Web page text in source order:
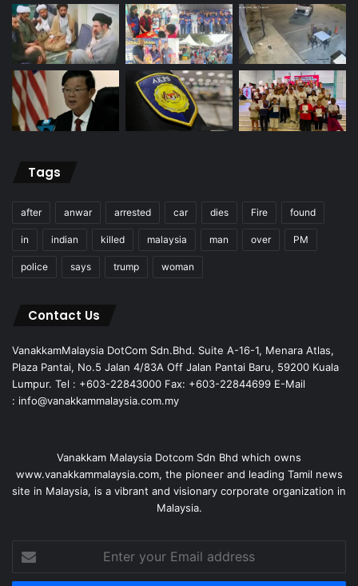
Tags
after anwar arrested car dies Fire found
in indian killed malaysia man over PM
police says trump woman
Contact Us
VanakkamMalaysia DotCom Sdn.Bhd. Suite A-16-1, Menara Atlas,
Plaza Pantai, No.5 Jalan 4/83A Off Jalan Pantai Baru, 59200 Kuala
Lumpur. Tel : +603-22843000 Fax: +603-22844699 E-Mail
: info@vanakkammalaysia.com.my
Vanakkam Malaysia Dotcom Sdn Bhd which owns
www.vanakkammalaysia.com, the pioneer and leading Tamil news
site in Malaysia, is a vibrant and visionary corporate organization in
Malaysia.
your
Email